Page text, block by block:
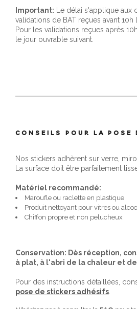
Important: Le délai s'applique aux
validations de BAT reçues avant 10h
Pour les validations reçues après
le jour ouvrable suivant.
CONSEILS POUR LA POSE
Nos stickers adhèrent sur verre,
La surface doit être parfaitement
Matériel recommandé:
Maroufle ou raclette en plastique
Produit nettoyant pour vitres ou
Chiffon propre et non pelucheux
Conservation: Dès réception,
à plat, à l'abri de la chaleur et
Pour des instructions détaillées,
pose de stickers adhésifs